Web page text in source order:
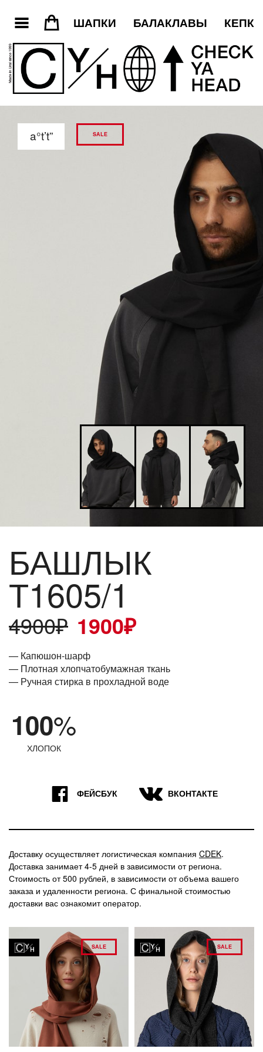
= 3 ШАПКИ БАЛАКЛАВЫ КЕПКИ
a°t’t” SALE
БАШЛЫК
Т1605/1
4900₽ 1900₽
— Капюшон-шарф
— Плотная хлопчатобумажная ткань
— Ручная стирка в прохладной воде
100%
ХЛОПОК
9 ФЕЙСБУК 7 ВКОНТАКТЕ
Доставку осуществляет логистическая компания CDEK.
Доставка занимает 4-5 дней в зависимости от региона.
Стоимость от 500 рублей, в зависимости от объема вашего
заказа и удаленности региона. С финальной стоимостью
доставки вас ознакомит оператор.
SALE SALE